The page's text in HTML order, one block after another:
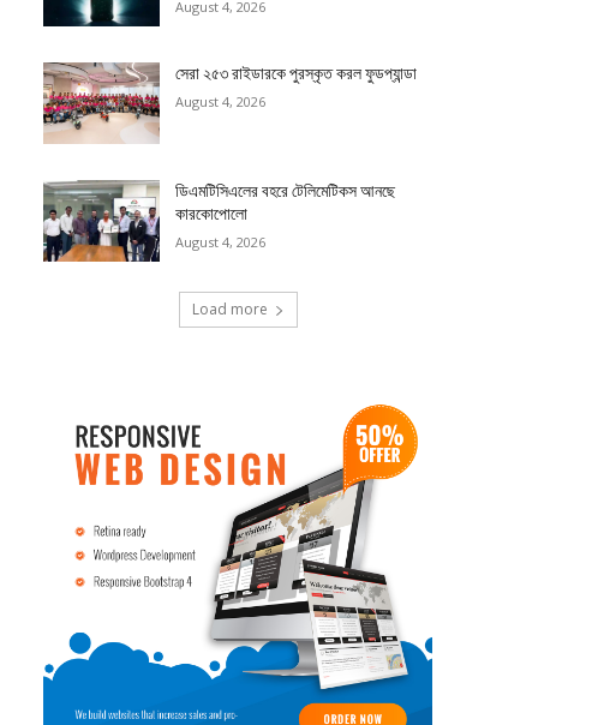
August 4, 2026
সেরা ২৫৩ রাইডারকে পুরস্কৃত করল ফুডপ্যান্ডা
August 4, 2026
ডিএমটিসিএলের বহরে টেলিমেটিকস আনছে
কারকোপোলো
August 4, 2026
Load more